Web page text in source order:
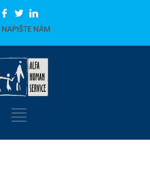
NAPIŠTE NÁM